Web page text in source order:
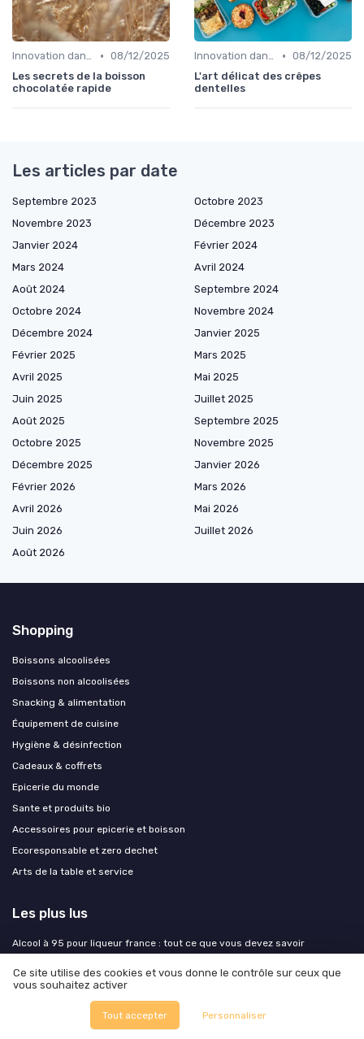
Innovation dans la food • 08/12/2025
Les secrets de la boisson
chocolatée rapide
Innovation dans la food • 08/12/2025
L'art délicat des crêpes
dentelles
Les articles par date
Septembre 2023
Octobre 2023
Novembre 2023
Décembre 2023
Janvier 2024
Février 2024
Mars 2024
Avril 2024
Août 2024
Septembre 2024
Octobre 2024
Novembre 2024
Décembre 2024
Janvier 2025
Février 2025
Mars 2025
Avril 2025
Mai 2025
Juin 2025
Juillet 2025
Août 2025
Septembre 2025
Octobre 2025
Novembre 2025
Décembre 2025
Janvier 2026
Février 2026
Mars 2026
Avril 2026
Mai 2026
Juin 2026
Juillet 2026
Août 2026
Shopping
Boissons alcoolisées
Boissons non alcoolisées
Snacking & alimentation
Équipement de cuisine
Hygiène & désinfection
Cadeaux & coffrets
Epicerie du monde
Sante et produits bio
Accessoires pour epicerie et boisson
Ecoresponsable et zero dechet
Arts de la table et service
Les plus lus
Alcool à 95 pour liqueur france : tout ce que vous devez savoir
option ?
Téléchargez gratuitement votre tableau des allergènes
Alcool à 96 degrés pour liqueur : tout ce que vous devez savoir
Ce site utilise des cookies et vous donne le contrôle sur ceux que
vous souhaitez activer
Tout accepter Personnaliser